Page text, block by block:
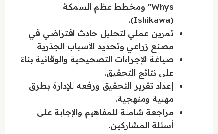
Whys” ومخطط عظم السمكة
(Ishikawa).
تمرين عملي لتحليل حادث افتراضي في
مصنع زراعي وتحديد الأسباب الجذرية.
صياغة الإجراءات التصحيحية والوقائية بناءً
على نتائج التحقيق.
إعداد تقرير التحقيق ورفعه للإدارة بطرق
مهنية ومنهجية.
مراجعة شاملة للمفاهيم والإجابة على
أسئلة المشاركين.